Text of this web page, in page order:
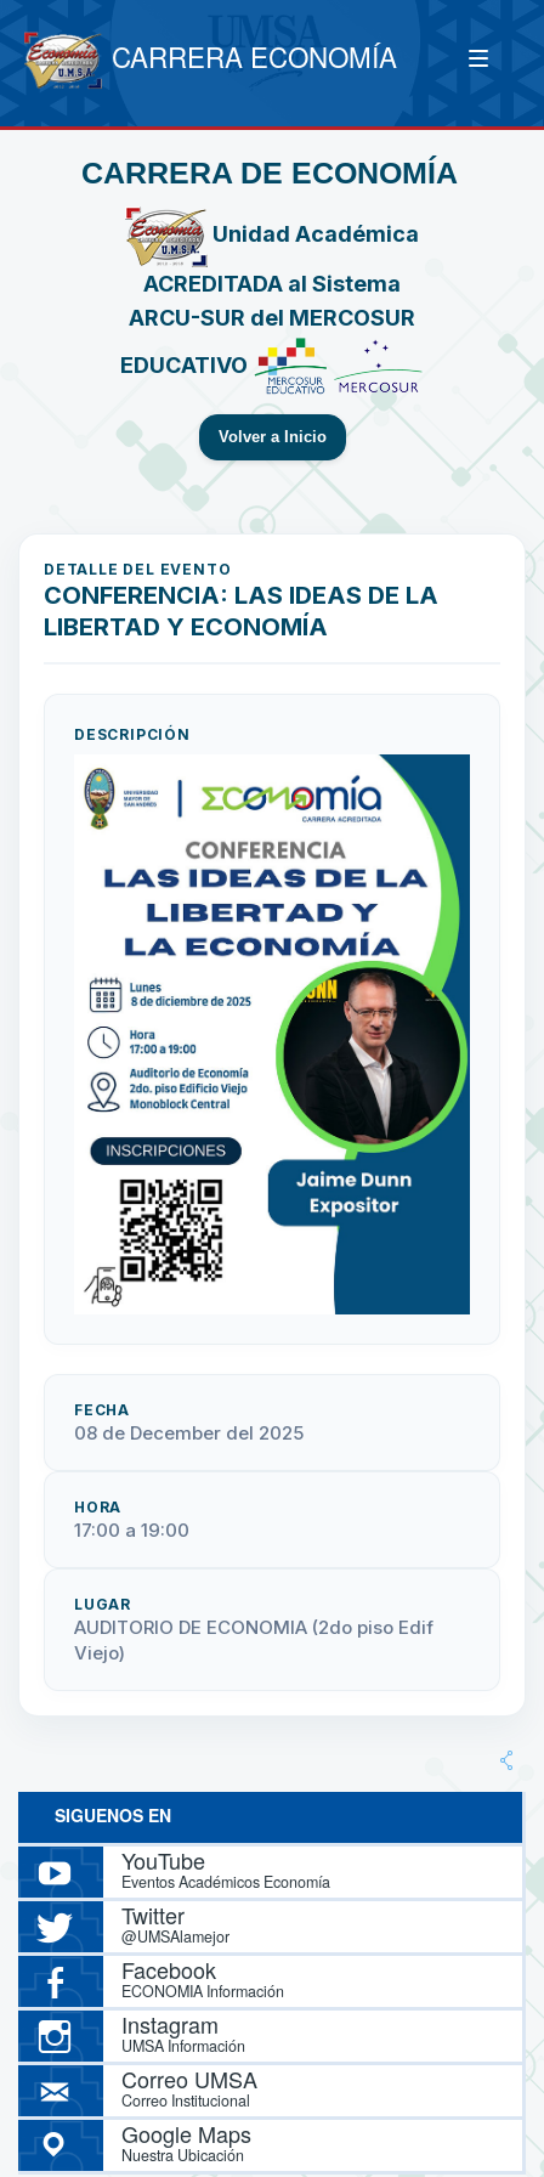
CARRERA ECONOMÍA
CARRERA DE ECONOMÍA
Unidad Académica
ACREDITADA al Sistema
ARCU-SUR del MERCOSUR
EDUCATIVO
Volver a Inicio
DETALLE DEL EVENTO
CONFERENCIA: LAS IDEAS DE LA
LIBERTAD Y ECONOMÍA
DESCRIPCIÓN
FECHA
08 de December del 2025
HORA
17:00 a 19:00
LUGAR
AUDITORIO DE ECONOMIA (2do piso Edif
Viejo)
SIGUENOS EN
YouTube
Eventos Académicos Economía
Twitter
@UMSAlamejor
Facebook
ECONOMIA Información
Instagram
UMSA Información
Correo UMSA
Correo Institucional
Google Maps
Nuestra Ubicación